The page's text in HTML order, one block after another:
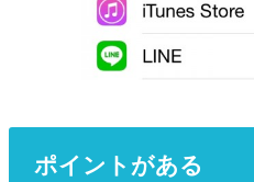
ポイントがある